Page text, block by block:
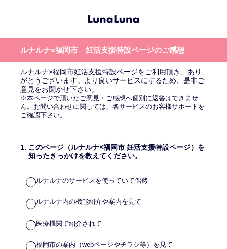
ルナルナ×福岡市 妊活支援特設ページのご感想
ルナルナ×福岡市妊活支援特設ページをご利用頂き、あり
がとうございます。より良いサービスにするため、是非ご
意見をお聞かせ下さい。
※本ページで頂いたご意見・ご感想へ個別に返答はできませ
ん。お問い合わせに関しては、各サービスのお客様サポートを
ご確認下さい。
1. このページ（ルナルナ×福岡市 妊活支援特設ページ）を
知ったきっかけを教えてください。
ルナルナのサービスを使っていて偶然
ルナルナ内の機能紹介や案内を見て
医療機関で紹介されて
福岡市の案内（webページやチラシ等）を見て